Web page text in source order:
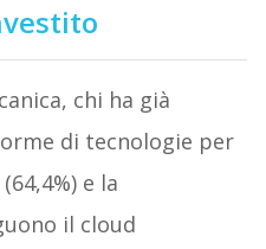
chi ha già
di tecnologie per
e la
il cloud